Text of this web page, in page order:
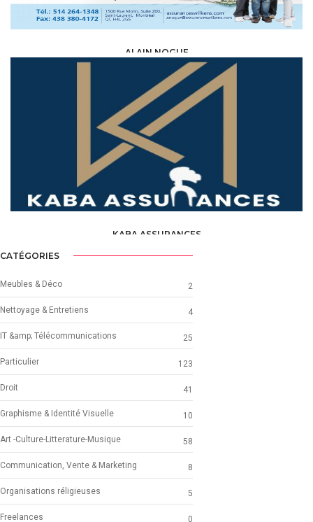
ALAIN NOGUE
ASSURANCE - BANQUE -FINANCE-INVESTISSEMENT /COURTIERS
KABA ASSURANCES
CATÉGORIES
Meubles & Déco 2
Nettoyage & Entretiens 4
IT &amp; Télécommunications 25
Particulier 123
Droit 41
Graphisme & Identité Visuelle 10
Art -Culture-Litterature-Musique 58
Communication, Vente & Marketing 8
Organisations réligieuses 5
Freelances 0